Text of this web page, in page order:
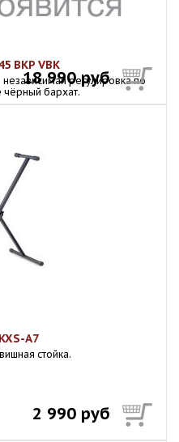
BKP VBK
регулировка по
чёрный бархат.
18 990 руб
A7
стойка.
2 990 руб